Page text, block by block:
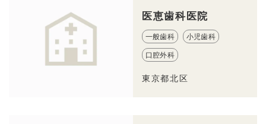
医恵歯科医院
一般歯科 小児歯科
口腔外科
東京都北区